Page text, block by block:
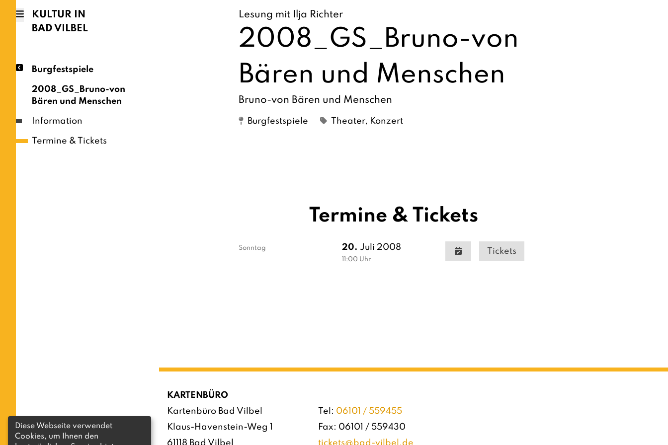
KULTUR IN
BAD VILBEL
Burgfestspiele
2008_GS_Bruno-von
Bären und Menschen
Information
Termine & Tickets
Lesung mit Ilja Richter
2008_GS_Bruno-von
Bären und Menschen
Bruno-von Bären und Menschen
Burgfestspiele Theater, Konzert
Termine & Tickets
Sonntag 20. Juli 2008
11:00 Uhr
Tickets
KARTENBÜRO
Kartenbüro Bad Vilbel
Klaus-Havenstein-Weg 1
61118 Bad Vilbel
Tel: 06101 / 559455
Fax: 06101 / 559430
tickets@bad-vilbel.de
Diese Webseite verwendet
Cookies, um Ihnen den